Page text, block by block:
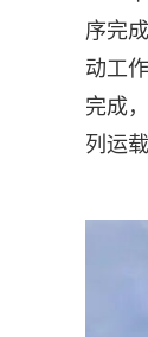
序完
动工
完成
列运